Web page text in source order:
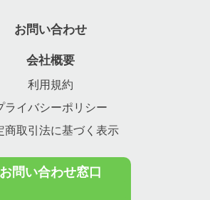
お問い合わせ
会社概要
利用規約
ライバシーポリシー
商取引法に基づく表示
お問い合わせ窓口